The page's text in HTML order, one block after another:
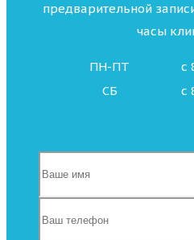
предварительной
часы
ПН-ПТ
с
СБ
с